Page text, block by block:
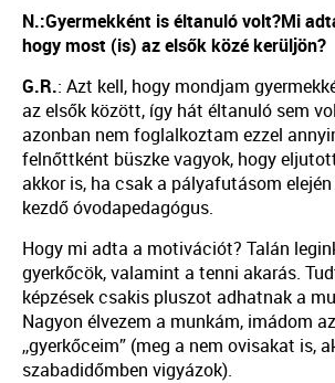
N.:Gyermekként is éltanuló volt?Mi
hogy most (is) az elsők közé kerüljön?
G.R.: Azt kell, hogy mondjam
az elsők között, így hát éltanuló sem
azonban nem foglalkoztam ezzel
felnőttként büszke vagyok, hogy
akkor is, ha csak a pályafutásom
kezdő óvodapedagógus.
Hogy mi adta a motivációt? Talán
gyerkőcök, valamint a tenni akarás.
képzések csakis pluszot adhatnak a
Nagyon élvezem a munkám, imádom
,,gyerkőceim” (meg a nem ovisakat is,
szabadidőmben vigyázok).